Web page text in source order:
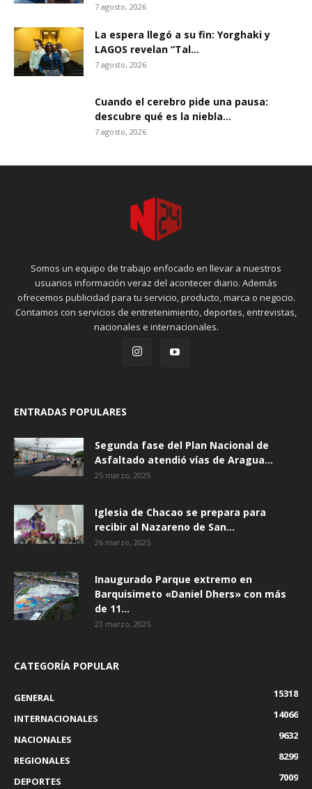
7 agosto, 2026
La espera llegó a su fin: Yorghaki y
LAGOS revelan “Tal...
7 agosto, 2026
Cuando el cerebro pide una pausa:
descubre qué es la niebla...
7 agosto, 2026
Somos un equipo de trabajo enfocado en llevar a nuestros
usuarios información veraz del acontecer diario. Además
ofrecemos publicidad para tu servicio, producto, marca o negocio.
Contamos con servicios de entretenimiento, deportes, entrevistas,
nacionales e internacionales.
ENTRADAS POPULARES
Segunda fase del Plan Nacional de
Asfaltado atendió vías de Aragua...
25 marzo, 2025
Iglesia de Chacao se prepara para
recibir al Nazareno de San...
26 marzo, 2025
Inaugurado Parque extremo en
Barquisimeto «Daniel Dhers» con más
de 11...
23 marzo, 2025
CATEGORÍA POPULAR
GENERAL
15318
INTERNACIONALES
14066
NACIONALES
9632
REGIONALES
8299
DEPORTES
7009